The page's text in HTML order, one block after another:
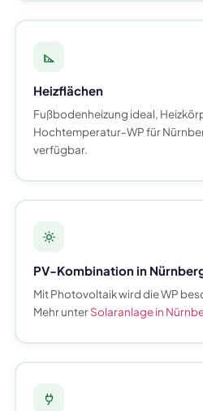
Heizflächen
Fußbodenheizung ideal,
Hochtemperatur-WP für
verfügbar.
PV-Kombination in
Mit Photovoltaik wird die WP
Mehr unterSolaranlage in